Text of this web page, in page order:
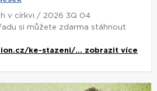
v církvi / 2026 3Q 04
si můžete zdarma stáhnout
ke-stazeni/... zobrazit více